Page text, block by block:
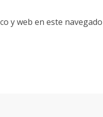
y web en este